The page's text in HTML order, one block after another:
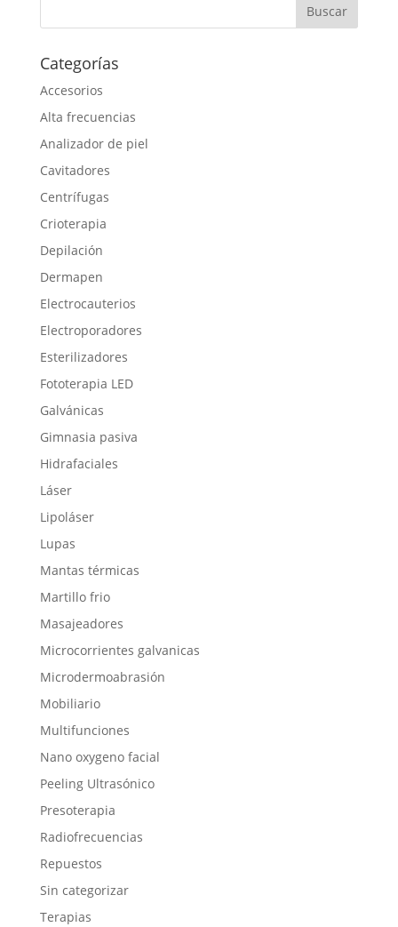
Categorías
Accesorios
Alta frecuencias
Analizador de piel
Cavitadores
Centrífugas
Crioterapia
Depilación
Dermapen
Electrocauterios
Electroporadores
Esterilizadores
Fototerapia LED
Galvánicas
Gimnasia pasiva
Hidrafaciales
Láser
Lipoláser
Lupas
Mantas térmicas
Martillo frio
Masajeadores
Microcorrientes galvanicas
Microdermoabrasión
Mobiliario
Multifunciones
Nano oxygeno facial
Peeling Ultrasónico
Presoterapia
Radiofrecuencias
Repuestos
Sin categorizar
Terapias